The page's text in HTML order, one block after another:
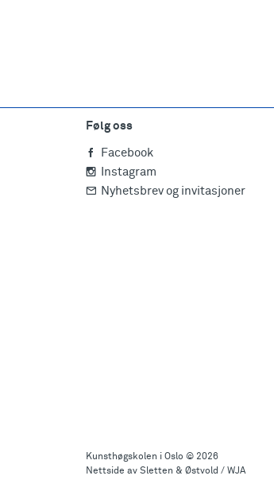
Følg oss
Facebook
Instagram
Nyhetsbrev og invitasjoner
Kunsthøgskolen i Oslo © 2026
Nettside av Sletten & Østvold / WJA